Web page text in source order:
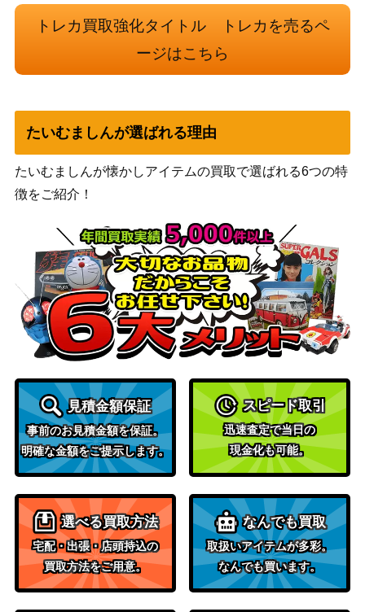
で 初音ミク【PJS/
S109-086SSP】
ルステージ！ feat. 初音ミク
ブシロード
70,000
激走！アンカー☆
09SSP)
ブシロード
ルステージ！ feat. 初音ミク）
甘カワ☆ニゅーい
C/W115-002SP】
ラガールズ Next Twinkle!）
岩穿つ青 グラスワ
ンダー（UMA/W1
06-005SP）
ブシロード
（ウマ娘）
2,800
ヴァイス ピュアハ
ート 箱崎星梨花
（SSP） IAS/IMS
ブシロード 8,000
屋上のフレンドシ
ップ 暁山瑞希 (PJ
S/S91-083SSP)
ブシロード
（プロジェクトセカイ カラフ
ルステージ！ feat. 初音ミク）
50,000
“千年に一度の
夜”奥沢美咲 (BD/
W95-007SSP)
ブシロード
（バンドリ！ ガールズバンド
パーティ！ 5th Anniversary）
8,000
夕映えに歌声を 如
月千早（SP）IAS/I
ブシロード 3,000
ご機嫌な挨拶 なで
ブシロード
トレカ買取強化タイトル トレカを売るペ
ージはこちら
たいむましんが選ばれる理由
たいむましんが懐かしアイテムの買取で選ばれる6つの特
徴をご紹介！
見積金額保証
事前のお見積金額を保証。
明確な金額をご提示します。
スピード取引
迅速査定で当日の
現金化も可能。
選べる買取方法
宅配・出張・店頭持込の
買取方法をご用意。
なんでも買取
取扱いアイテムが多彩。
なんでも買います。